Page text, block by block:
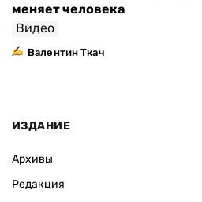
меняет человека
Видео
Валентин Ткач
ИЗДАНИЕ
Архивы
Редакция